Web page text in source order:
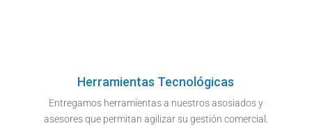
Herramientas Tecnológicas
Entregamos herramientas a nuestros asosiados y
asesores que permitan agilizar su gestión comercial.